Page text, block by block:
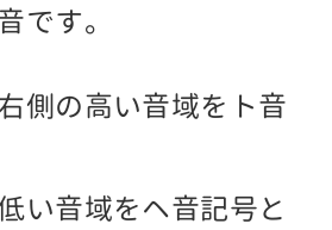
です。
側の高い音域をト音
い音域をヘ音記号と